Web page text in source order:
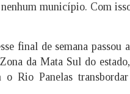
município. Com
final de semana passou
da Mata Sul do
Rio Panelas